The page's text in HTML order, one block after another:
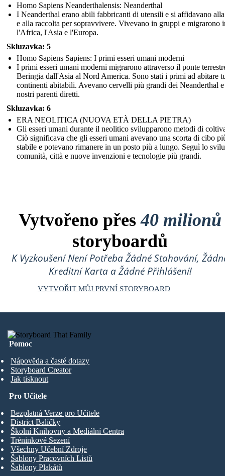
Homo Sapiens Neanderthalensis: Neanderthal
I Neanderthal erano abili fabbricanti di utensili e si affidavano
e alla raccolta per sopravvivere. Vivevano in gruppi e migrarono
l'Africa, l'Asia e l'Europa.
Skluzavka: 5
Homo Sapiens Sapiens: I primi esseri umani moderni
I primi esseri umani moderni migrarono attraverso il ponte
Beringia dall'Asia al Nord America. Sono stati i primi ad abitare
continenti abitabili. Avevano cervelli più grandi dei Neanderthal
nostri parenti diretti.
Skluzavka: 6
ERA NEOLITICA (NUOVA ETÀ DELLA PIETRA)
Gli esseri umani durante il neolitico svilupparono metodi di
Ciò significava che gli esseri umani avevano una scorta di cibo
stabile e potevano rimanere in un posto più a lungo. Seguì lo
comunità, città e nuove invenzioni e tecnologie più grandi.
Vytvořeno přes40 milionů
storyboardů
K Vyzkoušení Není Potřeba Žádné Stahování,
Kreditní Karta a Žádné Přihlášení!
VYTVOŘIT MŮJ PRVNÍ STORYBOARD
Pomoc
Nápověda a časté dotazy
Storyboard Creator
Jak tisknout
Pro Učitele
Bezplatná Verze pro Učitele
District Balíčky
Školní Knihovny a Mediální Centra
Tréninkové Sezení
Všechny Učební Zdroje
Šablony Pracovních Listů
Šablony Plakátů